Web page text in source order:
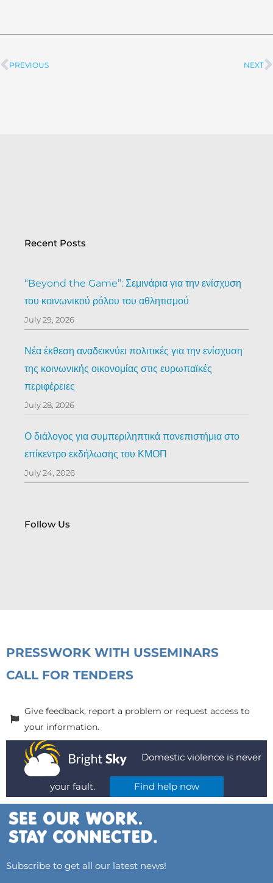
Prev
PREVIOUS NEXT
Recent Posts
“Beyond the Game”: Σεμινάρια για την ενίσχυση
του κοινωνικού ρόλου του αθλητισμού
July 29, 2026
Νέα έκθεση αναδεικνύει πολιτικές για την ενίσχυση
της κοινωνικής οικονομίας στις ευρωπαϊκές
περιφέρειες
July 28, 2026
Ο διάλογος για συμπεριληπτικά πανεπιστήμια στο
επίκεντρο εκδήλωσης του ΚΜΟΠ
July 24, 2026
Follow Us
PRESSWORK WITH USSEMINARS
CALL FOR TENDERS
Give feedback, report a problem or request access to
your information.
Domestic violence is never
your fault. Find help now
Subscribe to get all our latest news!